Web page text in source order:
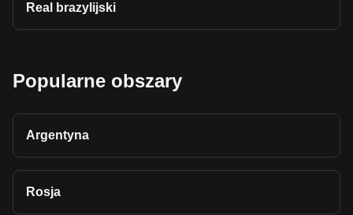
Real brazylijski
Popularne obszary
Argentyna
Rosja